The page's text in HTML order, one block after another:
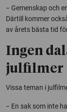
− Gemenskap och
Därtill kommer
av årets bästa tid
Ingen
julfilmer
Vissa teman i
− En sak som inte